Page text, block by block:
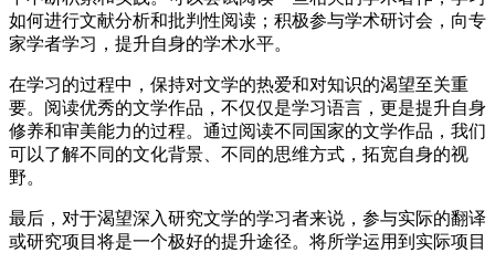
如何进行文献分析和批判性阅读；积极参与学术研讨会，向专
家学者学习，提升自身的学术水平。
在学习的过程中，保持对文学的热爱和对知识的渴望至关重
要。阅读优秀的文学作品，不仅仅是学习语言，更是提升自身
修养和审美能力的过程。通过阅读不同国家的文学作品，我们
可以了解不同的文化背景、不同的思维方式，拓宽自身的视
野。
最后，对于渴望深入研究文学的学习者来说，参与实际的翻译
或研究项目将是一个极好的提升途径。将所学运用到实际项目